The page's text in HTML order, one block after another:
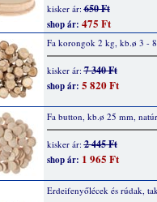
kisker ár:650 Ft
shop ár: 475 Ft
Fa korongok 2 kg, kb.ø 3 -
kisker ár:7 340 Ft
shop ár: 5 820 Ft
Fa button, kb.ø 25 mm,
kisker ár:2 445 Ft
shop ár: 1 965 Ft
Erdeifenyőlécek és rúdak,